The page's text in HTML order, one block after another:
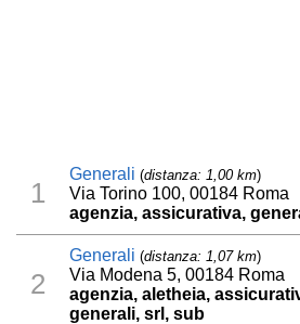
1
Generali (distanza: 1,00 km)
Via Torino 100, 00184 Roma
agenzia, assicurativa,
2
Generali (distanza: 1,07 km)
Via Modena 5, 00184 Roma
agenzia, aletheia,
generali, srl, sub